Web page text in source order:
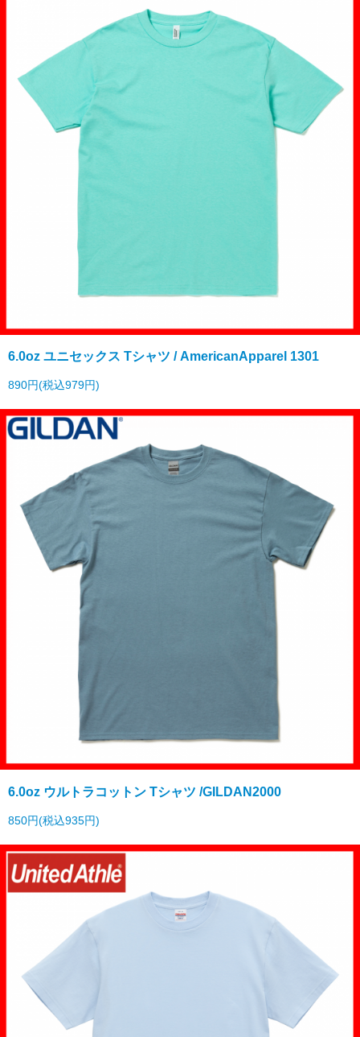
6.0oz ユニセックス Tシャツ / AmericanApparel 1301
890円(税込979円)
6.0oz ウルトラコットン Tシャツ /GILDAN2000
850円(税込935円)